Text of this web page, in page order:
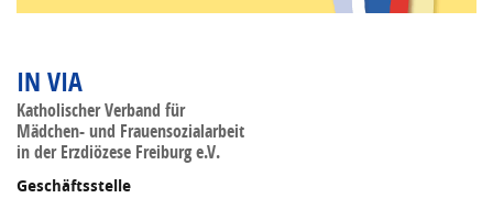
IN VIA
Katholischer Verband für
Mädchen- und Frauensozialarbeit
in der Erzdiözese Freiburg e.V.
Geschäftsstelle